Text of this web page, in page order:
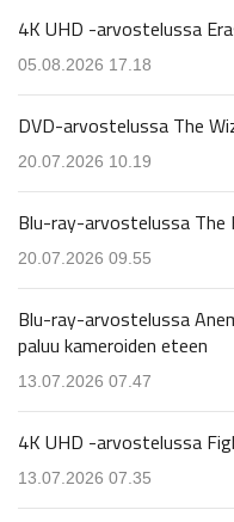
4K UHD -arvostelussa
05.08.2026 17.18
DVD-arvostelussa The
20.07.2026 10.19
Blu-ray-arvostelussa
20.07.2026 09.55
Blu-ray-arvostelussa
paluu kameroiden eteen
13.07.2026 07.47
4K UHD -arvostelussa
13.07.2026 07.35